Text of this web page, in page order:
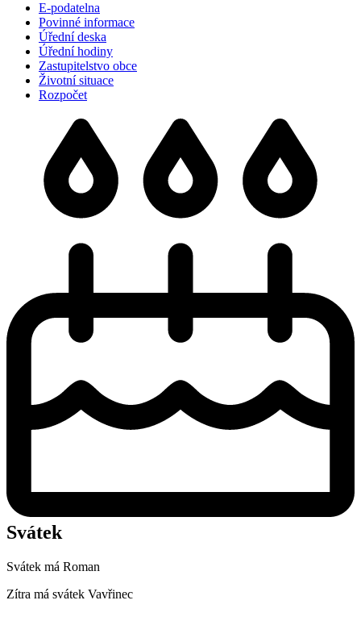
E-podatelna
Povinné informace
Úřední deska
Úřední hodiny
Zastupitelstvo obce
Životní situace
Rozpočet
Svátek
Svátek má Roman
Zítra má svátek Vavřinec